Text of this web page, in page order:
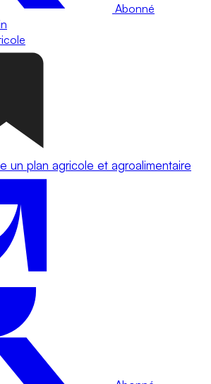
Abonné
un plan agricole et agroalimentaire